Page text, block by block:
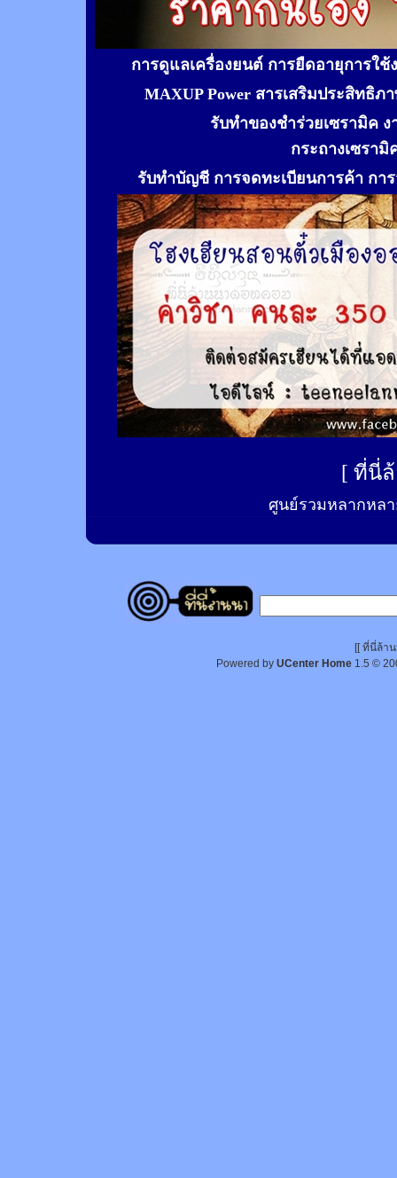
การดูแลเครื่องยนต์ การยืดอายุการใ
MAXUP Power สารเสริมประสิทธิ
รับทำของชำร่วยเซรามิค
กระถางเซรา
รับทำบัญชี การจดทะเบียนการค้า กา
[ ที่นี่
ศูนย์รวมหลากหลา
[[ ที่นี่ล้า
Powered by UCenter Home 1.5 ©